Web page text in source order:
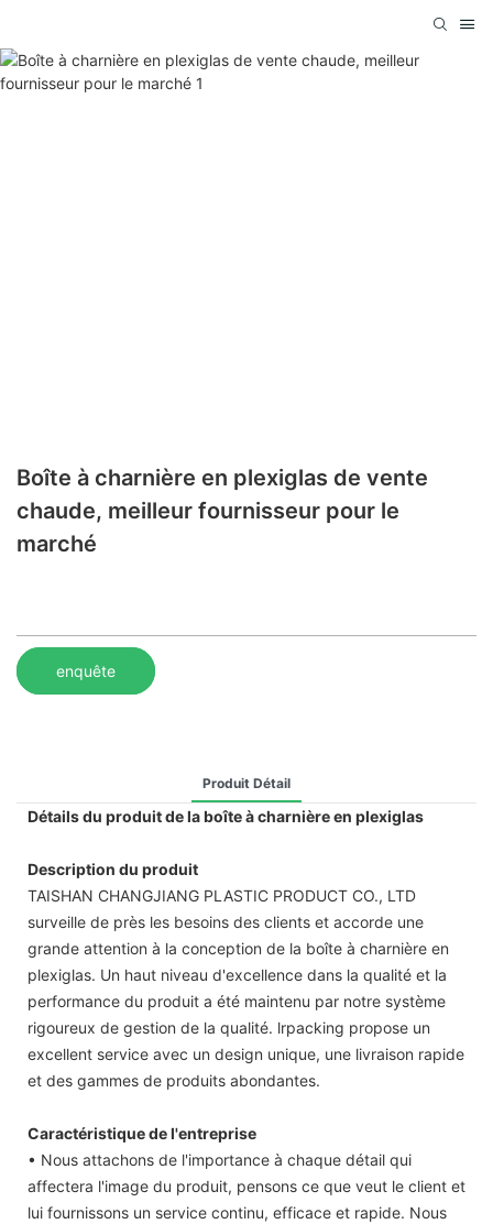
Boîte à charnière en plexiglas de vente
chaude, meilleur fournisseur pour le
marché
enquête
Produit Détail
Détails du produit de la boîte à charnière en plexiglas
Description du produit
TAISHAN CHANGJIANG PLASTIC PRODUCT CO., LTD
surveille de près les besoins des clients et accorde une
grande attention à la conception de la boîte à charnière en
plexiglas. Un haut niveau d'excellence dans la qualité et la
performance du produit a été maintenu par notre système
rigoureux de gestion de la qualité. lrpacking propose un
excellent service avec un design unique, une livraison rapide
et des gammes de produits abondantes.
Caractéristique de l'entreprise
• Nous attachons de l'importance à chaque détail qui
affectera l'image du produit, pensons ce que veut le client et
lui fournissons un service continu, efficace et rapide. Nous